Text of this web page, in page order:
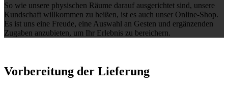
So wie unsere physischen Räume darauf ausgerichtet sind, unsere
Kundschaft willkommen zu heißen, ist es auch unser Online-Shop.
Es ist uns eine Freude, eine Auswahl an Gesten und ergänzenden
Zugaben anzubieten, um Ihr Erlebnis zu bereichern.
Vorbereitung der Lieferung